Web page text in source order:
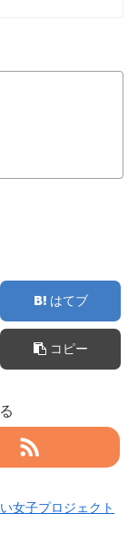
はてブ
コピー
女子プロジェクト